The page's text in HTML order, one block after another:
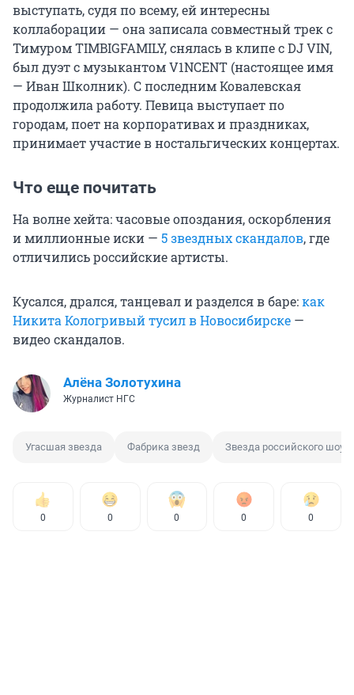
выступать, судя по всему, ей интересны
коллаборации — она записала совместный трек с
Тимуром TIMBIGFAMILY, снялась в клипе с DJ VIN,
был дуэт с музыкантом V1NCENT (настоящее имя
— Иван Школник). С последним Ковалевская
продолжила работу. Певица выступает по
городам, поет на корпоративах и праздниках,
принимает участие в ностальгических концертах.
Что еще почитать
На волне хейта: часовые опоздания, оскорбления
и миллионные иски — 5 звездных скандалов, где
отличились российские артисты.
Кусался, дрался, танцевал и разделся в баре:как
Никита Кологривый тусил в Новосибирске —
видео скандалов.
Алёна Золотухина
Журналист НГС
Угасшая звезда Фабрика звезд Звезда российского шоу-
0 0 0 0 0